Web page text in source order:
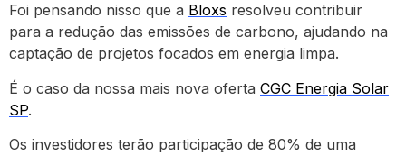
Foi pensando nisso que a Bloxs resolveu contribuir
para a redução das emissões de carbono, ajudando na
captação de projetos focados em energia limpa.
É o caso da nossa mais nova oferta CGC Energia Solar
SP.
Os investidores terão participação de 80% de uma